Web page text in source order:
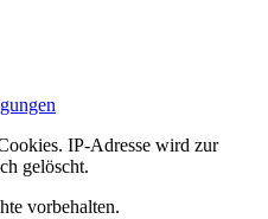
IP-Adresse wird zur
gelöscht.
vorbehalten.